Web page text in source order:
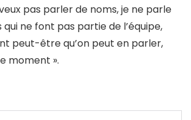
pas parler de noms, je ne parle
qui ne font pas partie de l’équipe,
peut-être qu’on peut en parler,
moment ».